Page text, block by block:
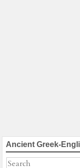
Ancient Greek-